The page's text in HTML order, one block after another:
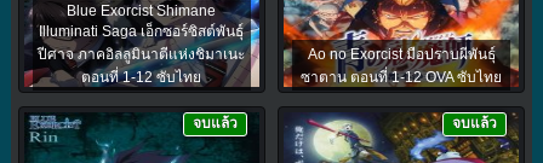
Blue Exorcist Shimane
Illuminati Saga เอ็กซอร์ซิสต์พันธุ์
ปีศาจ ภาคอิลลูมินาตีแห่งชิมาเนะ
ตอนที่ 1-12 ซับไทย
Ao no Exorcist มือปราบผีพันธุ์
ซาตาน ตอนที่ 1-12 OVA ซับไทย
จบแล้ว จบแล้ว